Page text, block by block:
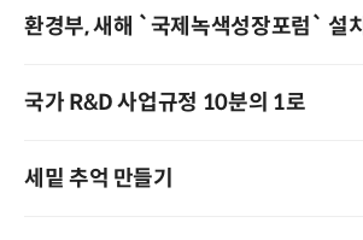
환경부, 새해 `국제녹색성장포럼` 설치
국가 R&D 사업규정 10분의 1로
세밑 추억 만들기